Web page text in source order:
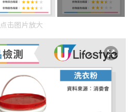
点击图片放大